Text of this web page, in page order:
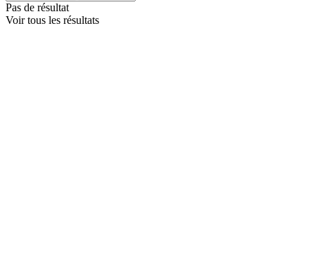
Pas de résultat
Voir tous les résultats